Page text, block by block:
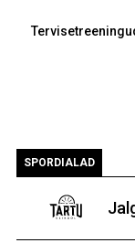
SPORDIALAD